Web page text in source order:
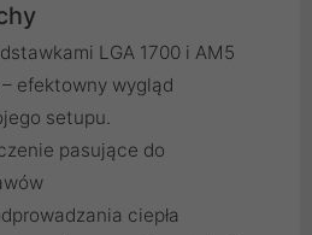
LGA 1700 i AM5
efektowny wygląd
setupu.
pasujące do
ciepła